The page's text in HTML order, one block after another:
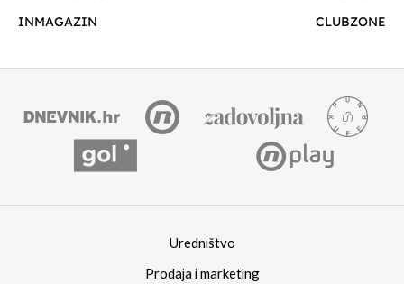
INMAGAZIN
CLUBZONE
Uredništvo
Prodaja i marketing